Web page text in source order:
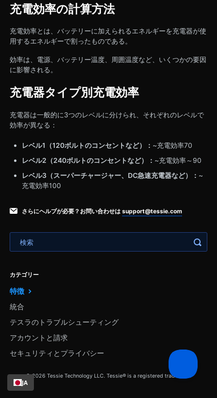
充電効率の計算方法
充電効率とは、バッテリーに加えられるエネルギーを充電器が使
用するエネルギーで割ったものである。
効率は、電源、バッテリー温度、周囲温度など、いくつかの要因
に影響される。
充電器タイプ別充電効率
充電器は一般的に3つのレベルに分けられ、それぞれのレベルで
効率が異なる：
レベル1（120ボルトのコンセントなど）： ~充電効率70
レベル2（240ボルトのコンセントなど）： ~充電効率～90
レベル3（スーパーチャージャー、DC急速充電器など）： ~
充電効率100
さらにヘルプが必要？お問い合わせは support@tessie.com
カテゴリー
特徴
統合
テスラのトラブルシューティング
アカウントと請求
セキュリティとプライバシー
© 2026 Tessie Technology LLC. Tessie® is a registered trademark.
JA